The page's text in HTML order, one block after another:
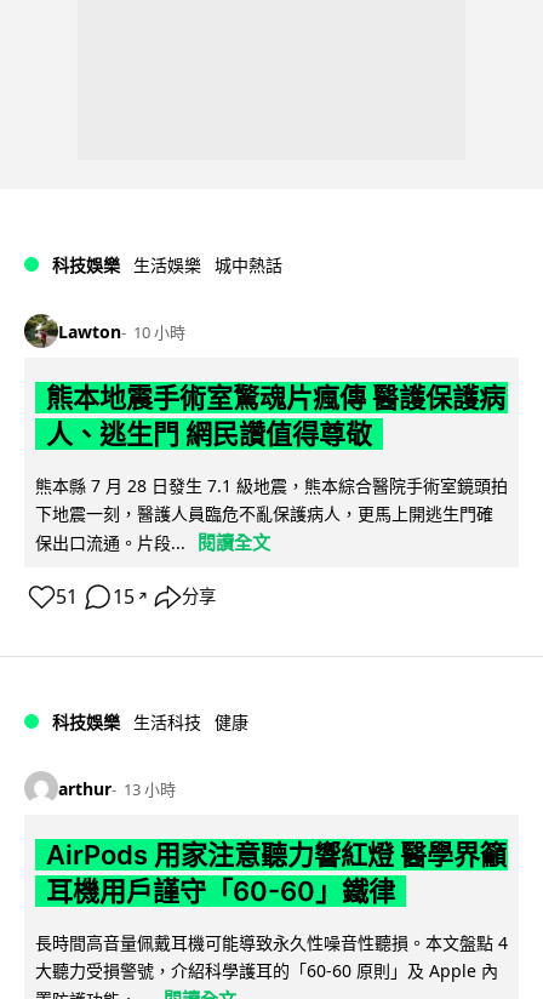
科技娛樂 生活娛樂 城中熱話
Lawton 10 小時
熊本地震手術室驚魂片瘋傳 醫護保護病
人、逃生門 網民讚值得尊敬
熊本縣 7 月 28 日發生 7.1 級地震，熊本綜合醫院手術室鏡頭拍
下地震一刻，醫護人員臨危不亂保護病人，更馬上開逃生門確
保出口流通。片段...
閱讀全文
51 15 ↗ 分享
科技娛樂 生活科技 健康
arthur 13 小時
AirPods 用家注意聽力響紅燈 醫學界籲
耳機用戶謹守「60-60」鐵律
長時間高音量佩戴耳機可能導致永久性噪音性聽損。本文盤點 4
大聽力受損警號，介紹科學護耳的「60-60 原則」及 Apple 內